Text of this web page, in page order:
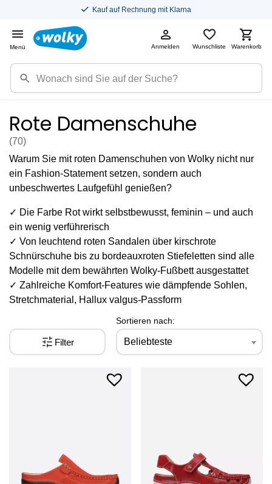
Kauf auf Rechnung mit Klarna
Menü Anmelden Wunschliste Warenkorb
Rote Damenschuhe
(70)
Warum Sie mit roten Damenschuhen von Wolky nicht nur
ein Fashion-Statement setzen, sondern auch
unbeschwertes Laufgefühl genießen?
✓ Die Farbe Rot wirkt selbstbewusst, feminin – und auch
ein wenig verführerisch
✓ Von leuchtend roten Sandalen über kirschrote
Schnürschuhe bis zu bordeauxroten Stiefeletten sind alle
Modelle mit dem bewährten Wolky-Fußbett ausgestattet
✓ Zahlreiche Komfort-Features wie dämpfende Sohlen,
Stretchmaterial, Hallux valgus-Passform
Sortieren nach:
Beliebteste
Filter